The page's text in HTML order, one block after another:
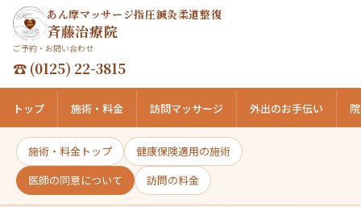
あん摩マッサージ指圧鍼灸柔道整復
斉藤治療院
ご予約・お問い合わせ
☎ (0125) 22-3815
トップ 施術・料金 訪問マッサージ 外出のお手伝い
施術・料金トップ
健康保険適用の施術
医師の同意について
訪問の料金